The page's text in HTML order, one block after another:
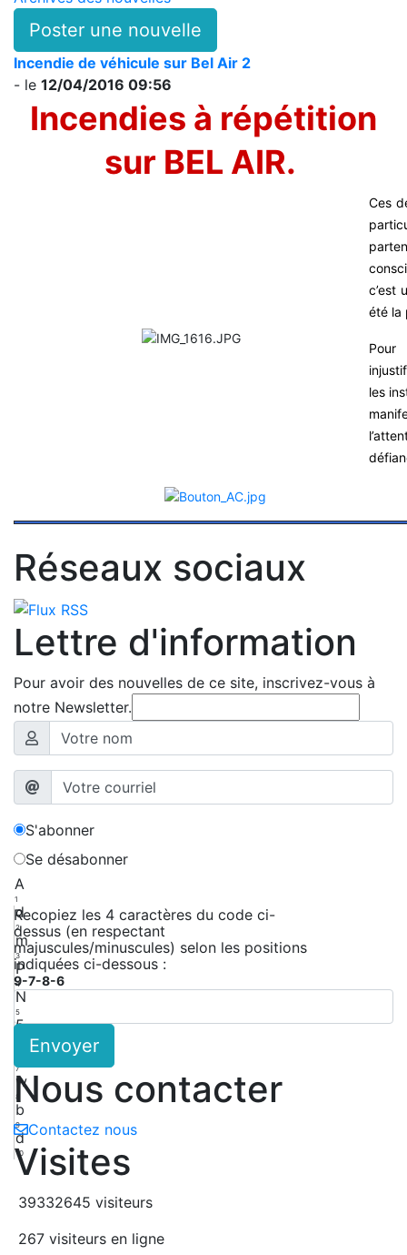
Poster une nouvelle
Incendie de véhicule sur Bel Air 2
- le 12/04/2016 09:56
Incendies à répétition
sur BEL AIR.
Ces
c’est
été la
Pour
les
Réseaux sociaux
Lettre d'information
Pour avoir des nouvelles de ce site, inscrivez-vous à
notre Newsletter.
S'abonner
Se désabonner
A
1
d
2
m
3
P
4
N
5
5
7
w
8
b
9
d
10
Recopiez les 4 caractères du code ci-
dessus (en respectant
majuscules/minuscules) selon les positions
indiquées ci-dessous :
9-7-8-6
Envoyer
Nous contacter
Contactez nous
Visites
39332645 visiteurs
267 visiteurs en ligne